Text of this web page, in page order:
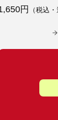
円 （税込